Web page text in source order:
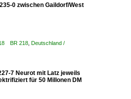
0 zwischen Gaildorf/West
BR 218 Deutschland /
7 Neurot mit Latz jeweils
für 50 Millonen DM